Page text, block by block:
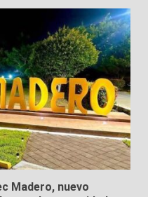
Madero, nuevo